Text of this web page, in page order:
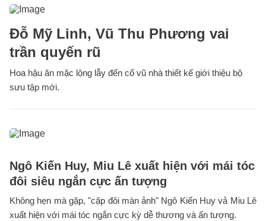
Đỗ Mỹ Linh, Vũ Thu Phương vai
trần quyến rũ
Hoa hậu ăn mặc lộng lẫy đến cổ vũ nhà thiết kế giới thiệu bộ
sưu tập mới.
Ngô Kiến Huy, Miu Lê xuất hiện với mái tóc
đôi siêu ngắn cực ấn tượng
Không hẹn mà gặp, "cặp đôi màn ảnh" Ngô Kiến Huy vả Miu Lê
xuất hiện với mái tóc ngắn cực kỳ dễ thương và ấn tượng.